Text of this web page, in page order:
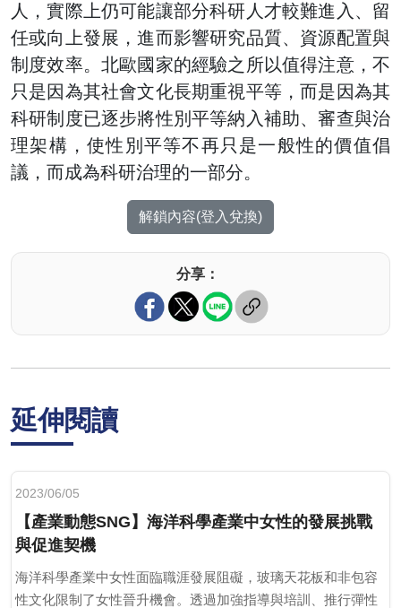
人，實際上仍可能讓部分科研人才較難進入、留
任或向上發展，進而影響研究品質、資源配置與
制度效率。北歐國家的經驗之所以值得注意，不
只是因為其社會文化長期重視平等，而是因為其
科研制度已逐步將性別平等納入補助、審查與治
理架構，使性別平等不再只是一般性的價值倡
議，而成為科研治理的一部分。
解鎖內容(登入兌換)
分享：
延伸閱讀
2023/06/05
【產業動態SNG】海洋科學產業中女性的發展挑戰
與促進契機
海洋科學產業中女性面臨職涯發展阻礙，玻璃天花板和非包容
性文化限制了女性晉升機會。透過加強指導與培訓、推行彈性